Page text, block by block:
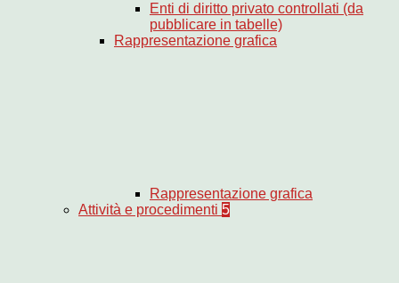
Enti di diritto privato controllati (da
pubblicare in tabelle)
Rappresentazione grafica
Rappresentazione grafica
Attività e procedimenti 5